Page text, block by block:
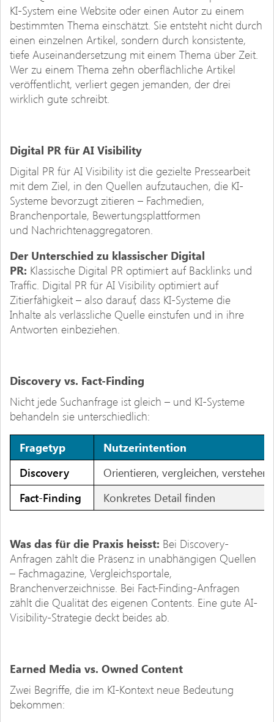
KI-System eine Website oder einen Autor zu einem
bestimmten Thema einschätzt. Sie entsteht nicht durch
einen einzelnen Artikel, sondern durch konsistente,
tiefe Auseinandersetzung mit einem Thema über Zeit.
Wer zu einem Thema zehn oberflächliche Artikel
veröffentlicht, verliert gegen jemanden, der drei
wirklich gute schreibt.
Digital PR für AI Visibility
Digital PR für AI Visibility ist die gezielte Pressearbeit
mit dem Ziel, in den Quellen aufzutauchen, die KI-
Systeme bevorzugt zitieren – Fachmedien,
Branchenportale, Bewertungsplattformen
und Nachrichtenaggregatoren.
Der Unterschied zu klassischer Digital
PR: Klassische Digital PR optimiert auf Backlinks und
Traffic. Digital PR für AI Visibility optimiert auf
Zitierfähigkeit – also darauf, dass KI-Systeme die
Inhalte als verlässliche Quelle einstufen und in ihre
Antworten einbeziehen.
Discovery vs. Fact-Finding
Nicht jede Suchanfrage ist gleich – und KI-Systeme
behandeln sie unterschiedlich:
Fragetyp
Nutzerintention
Discovery
Orientieren, vergleichen, verstehen
Fact-Finding
Konkretes Detail finden
Was das für die Praxis heisst: Bei Discovery-
Anfragen zählt die Präsenz in unabhängigen Quellen
– Fachmagazine, Vergleichsportale,
Branchenverzeichnisse. Bei Fact-Finding-Anfragen
zählt die Qualität des eigenen Contents. Eine gute AI-
Visibility-Strategie deckt beides ab.
Earned Media vs. Owned Content
Zwei Begriffe, die im KI-Kontext neue Bedeutung
bekommen: